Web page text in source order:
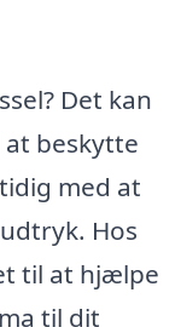
Det kan
beskytte
med at
Hos
til at hjælpe
til dit